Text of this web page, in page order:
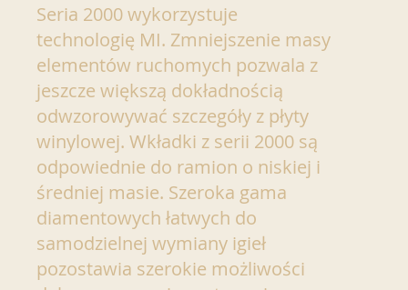
Seria 2000 wykorzystuje
technologię MI. Zmniejszenie masy
elementów ruchomych pozwala z
jeszcze większą dokładnością
odwzorowywać szczegóły z płyty
winylowej. Wkładki z serii 2000 są
odpowiednie do ramion o niskiej i
średniej masie. Szeroka gama
diamentowych łatwych do
samodzielnej wymiany igieł
pozostawia szerokie możliwości